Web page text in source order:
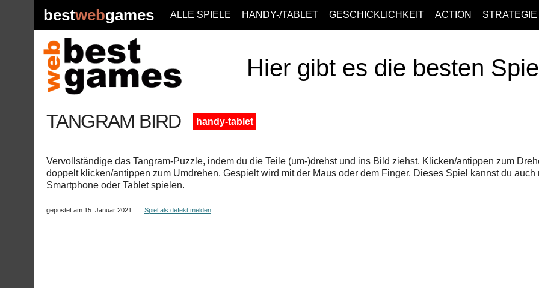
bestwebgames ALLE SPIELE HANDY-/TABLET GESCHICKLICHKEIT ACTION STRATEGIE
Hier gibt es die besten
TANGRAM BIRD handy-tablet
Vervollständige das Tangram-Puzzle, indem du die Teile (um-)drehst und ins Bild ziehst. Klicken/antippen zum
doppelt klicken/antippen zum Umdrehen. Gespielt wird mit der Maus oder dem Finger. Dieses Spiel kannst du auch
Smartphone oder Tablet spielen.
gepostet am 15. Januar 2021 Spiel als defekt melden